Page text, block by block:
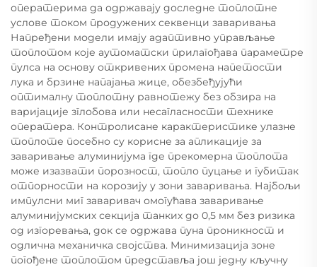
оператерима да одржавају доследне топлотне
услове током продужених секвенци заваривања
Напређени модели имају адаптивно управљање
топлотом које аутоматски прилагођава параметре
пулса на основу откривених промена напетости
лука и брзине напајања жице, обезбеђујући
оптималну топлотну равнотежу без обзира на
варијације зглобова или несагласности технике
оператера. Контролисане карактеристике улазне
топлоте посебно су корисне за апликације за
заваривање алуминијума где прекомерна топлота
може изазвати порозност, топло пуцање и губитак
отпорности на корозију у зони заваривања. Најбољи
импулсни миг заваривач омогућава заваривање
алуминијумских секција танких до 0,5 мм без ризика
од изгоревања, док се одржава пуна проникност и
одлична механичка својства. Минимизација зоне
погођене топлотом представља још једну кључну